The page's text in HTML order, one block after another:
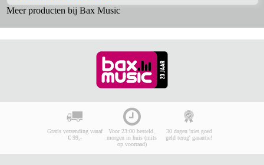
Meer producten bij Bax Music
Gratis verzending vanaf
€ 99,-
Voor 23:00 besteld,
morgen in huis (mits
op voorraad)
30 dagen 'niet goed
geld terug' garantie!